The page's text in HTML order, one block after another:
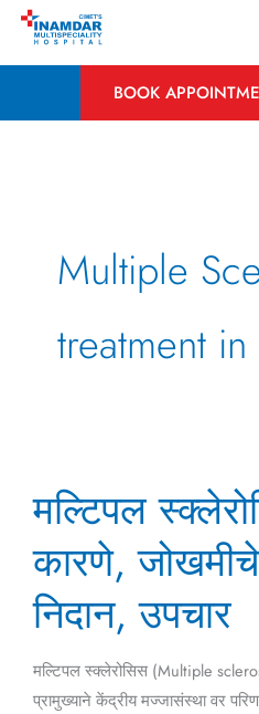
Skip
BOOK
Multiple
treatment in
मल्टिपल
कारणे,
निदान, उपचार
मल्टिपल स्क्लेरोसिस (Multiple
प्रामुख्याने केंद्रीय मज्जासंस्था वर
स्क्लेरोसिस:
कारणे,
जोखमीचे
घटक,
उपचार